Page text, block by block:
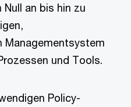
an bis hin zu
Managementsystem
und Tools.
Policy-